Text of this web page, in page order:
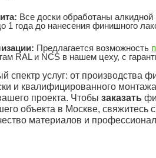
Все доски обработаны алкидной
1 года до нанесения финишного
Предлагается возможность
RAL и NCS в нашем цеху, с
услуг: от производства
и квалифицированного
проекта. Чтобы заказать
объекта в Москве, свяжитесь
материалов и